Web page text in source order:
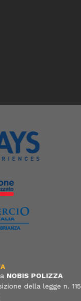
NOBIS POLIZZA
della legge n. 115